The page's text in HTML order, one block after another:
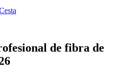
de fibra de